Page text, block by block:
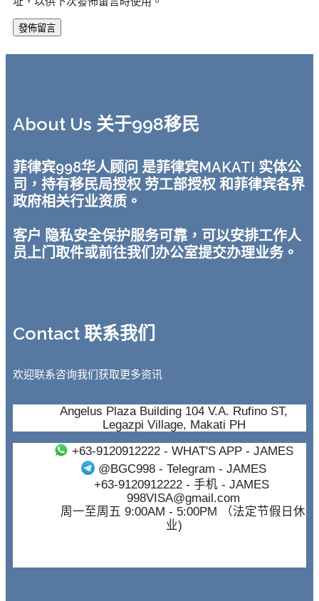
About Us 关于998移民
菲律宾998华人顾问 是菲律宾MAKATI 实体公
司，持有移民局授权 劳工部授权 和菲律宾各界
政府相关行业资质。
客户 隐私安全保护服务可靠，可以安排工作人
员上门取件或前往我们办公室提交办理业务。
Contact 联系我们
欢迎联系咨询我们获取更多资讯
Angelus Plaza Building 104 V.A. Rufino ST,
Legazpi Village, Makati PH
+63-9120912222- WHAT'S APP - JAMES
@BGC998 - Telegram - JAMES
+63-9120912222- 手机 - JAMES
998VISA@gmail.com
周一至周五 9:00AM - 5:00PM （法定节假日休
业)